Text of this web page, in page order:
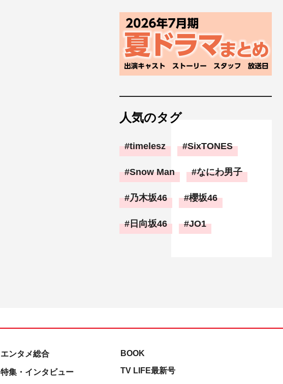
人気のタグ
timelesz SixTONES
Snow Man なにわ男子
乃木坂46 櫻坂46
日向坂46 JO1
エンタメ総合
特集・インタビュー
BOOK
TV LIFE最新号